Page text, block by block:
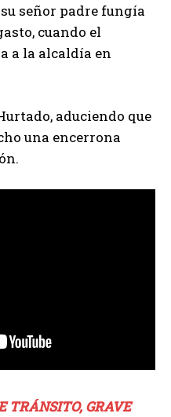
señor padre fungía
cuando el
a la alcaldía en
aduciendo que
una encerrona
TRÁNSITO, GRAVE